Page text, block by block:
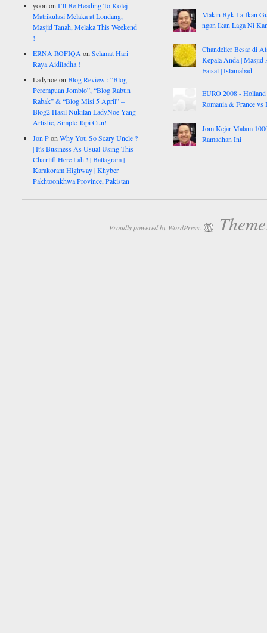
yoononI’ll Be Heading To Kolej
Matrikulasi Melaka at Londang,
Masjid Tanah, Melaka This Weekend
!
ERNA ROFIQAonSelamat Hari
Raya Aidiladha !
LadynoeonBlog Review : “Blog
Perempuan Jomblo”, “Blog Rabun
Rabak” & “Blog Misi 5 April” –
Blog2 Hasil Nukilan LadyNoe Yang
Artistic, Simple Tapi Cun!
Jon PonWhy You So Scary Uncle ?
| It's Business As Usual Using This
Chairlift Here Lah ! | Battagram |
Karakoram Highway | Khyber
Pakhtoonkhwa Province, Pakistan
Makin Byk La Ikan
ngan Ikan Laga Ni
Chandelier Besar di
Kepala Anda | Masjid
Faisal | Islamabad
EURO 2008 -
Romania & France vs
Jom Kejar Malam
Ramadhan Ini
Proudly powered by WordPress.